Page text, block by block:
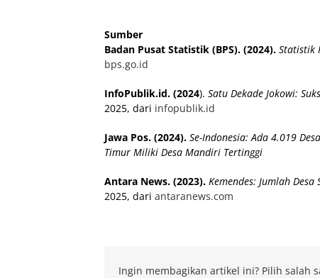
Sumber
Badan Pusat Statistik (BPS). (2024). Statistik
bps.go.id
InfoPublik.id. (2024). Satu Dekade Jokowi:
2025, dari infopublik.id
Jawa Pos. (2024). Se-Indonesia: Ada 4.019
Timur Miliki Desa Mandiri Tertinggi
Antara News. (2023). Kemendes: Jumlah
2025, dari antaranews.com
Ingin membagikan artikel ini? Pilih salah